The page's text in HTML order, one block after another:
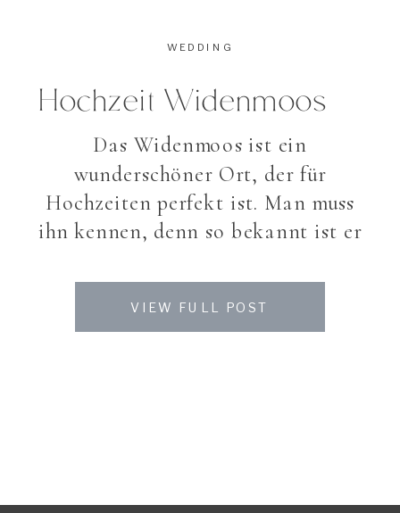
Das Widenmoos ist ein
wunderschöner Ort, der für
Hochzeiten perfekt ist. Man muss
ihn kennen, denn so bekannt ist er
Garten, den Teichen bietet er eine
wunderschöne Idylle und perfekt
Hochzeit Widenmoos
WEDDING
VIEW FULL POST